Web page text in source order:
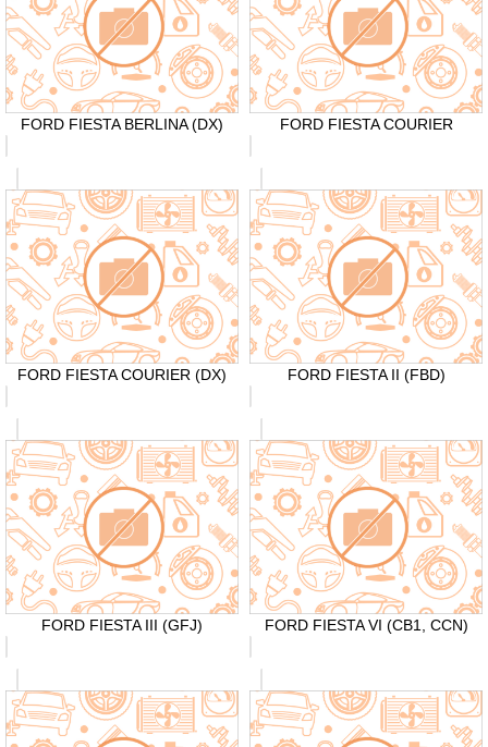
FORD FIESTA BERLINA (DX) FORD FIESTA COURIER
FORD FIESTA COURIER (DX) FORD FIESTA II (FBD)
FORD FIESTA III (GFJ) FORD FIESTA VI (CB1, CCN)